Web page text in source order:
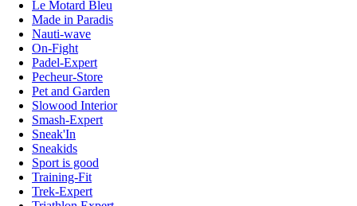
Le Motard Bleu
Made in Paradis
Nauti-wave
On-Fight
Padel-Expert
Pecheur-Store
Pet and Garden
Slowood Interior
Smash-Expert
Sneak'In
Sneakids
Sport is good
Training-Fit
Trek-Expert